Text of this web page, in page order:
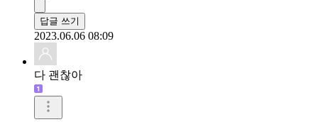
답글 쓰기
2023.06.06 08:09
다 괜찮아